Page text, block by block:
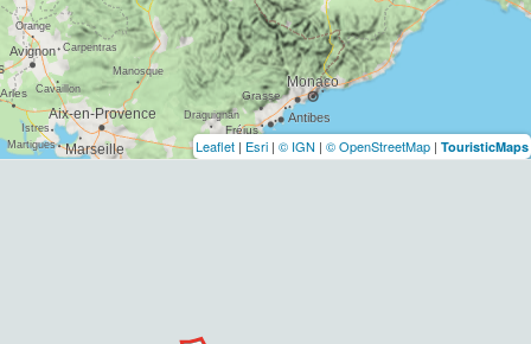
Leaflet | Esri | © IGN | © OpenStreetMap | TouristicMaps